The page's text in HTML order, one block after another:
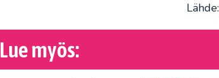
Lähde:
Lue myös: